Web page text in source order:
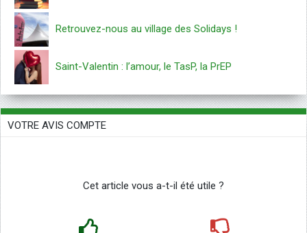
Retrouvez-nous au village des Solidays !
Saint-Valentin : l’amour, le TasP, la PrEP
VOTRE AVIS COMPTE
Cet article vous a-t-il été utile ?